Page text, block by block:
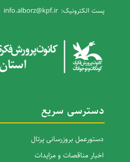
پست الکترونیک: info.alborz@kpf.ir
دسترسی سریع
دستورعمل بروزرسانی پرتال
اخبار مناقصات و مزایدات